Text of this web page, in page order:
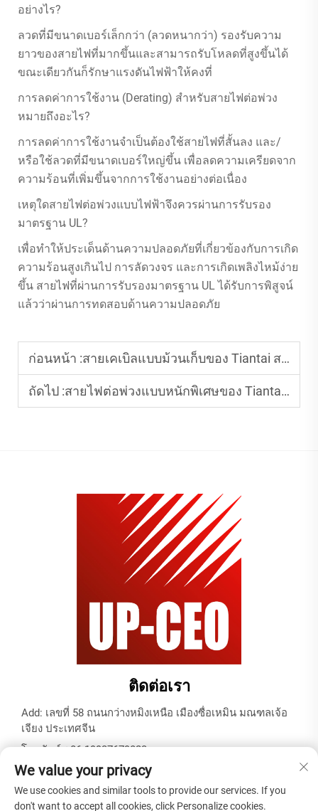
อย่างไร?
ลวดที่มีขนาดเบอร์เล็กกว่า (ลวดหนากว่า) รองรับความ
ยาวของสายไฟที่มากขึ้นและสามารถรับโหลดที่สูงขึ้นได้
ขณะเดียวกันก็รักษาแรงดันไฟฟ้าให้คงที่
การลดค่าการใช้งาน (Derating) สำหรับสายไฟต่อพ่วง
หมายถึงอะไร?
การลดค่าการใช้งานจำเป็นต้องใช้สายไฟที่สั้นลง และ/
หรือใช้ลวดที่มีขนาดเบอร์ใหญ่ขึ้น เพื่อลดความเครียดจาก
ความร้อนที่เพิ่มขึ้นจากการใช้งานอย่างต่อเนื่อง
เหตุใดสายไฟต่อพ่วงแบบไฟฟ้าจึงควรผ่านการรับรอง
มาตรฐาน UL?
เพื่อทำให้ประเด็นด้านความปลอดภัยที่เกี่ยวข้องกับการเกิด
ความร้อนสูงเกินไป การลัดวงจร และการเกิดเพลิงไหม้ง่าย
ขึ้น สายไฟที่ผ่านการรับรองมาตรฐาน UL ได้รับการพิสูจน์
แล้วว่าผ่านการทดสอบด้านความปลอดภัย
ก่อนหน้า :สายเคเบิลแบบม้วนเก็บของ Tiantai สามารถปรับแต่งความยาวสายได้หรือไม่?
ถัดไป :สายไฟต่อพ่วงแบบหนักพิเศษของ Tiantai Cable สามารถทนต่อการสึกหรอจากการใช้งานบ่อยครั้งได้หรือไม่?
ติดต่อเรา
Add: เลขที่ 58 ถนนกว่างหมิงเหนือ เมืองซื่อเหมิน มณฑลเจ้อ
เจียง ประเทศจีน
โทรศัพท์:+86-19937679823
อีเมล:[email protected]
We value your privacy
We use cookies and similar tools to provide our services. If you
don't want to accept all cookies, click Personalize cookies.